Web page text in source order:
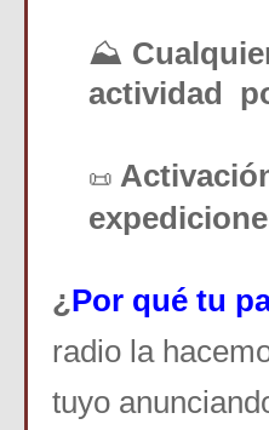
⛰️
actividad
📜
¿Por qué tu
radio la
tuyo